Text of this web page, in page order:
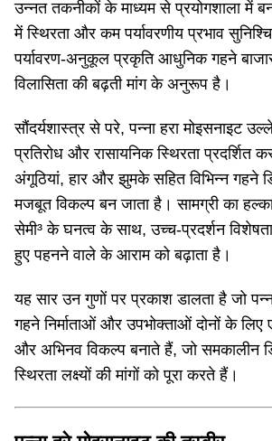
उन्नत तकनीकों के माध्यम से प्रयोगशाला में
में स्थिरता और कम पर्यावरणीय प्रभाव
पर्यावरण-अनुकूल प्रकृति आधुनिक गहने
विलासिता की बढ़ती मांग के अनुरूप है।
सौंदर्यशास्त्र से परे, पन्ना हरा मोइसनाइट
प्रतिरोध और रासायनिक स्थिरता प्रदर्शित
अंगूठियां, हार और झुमके सहित विभिन्न गहने
मजबूत विकल्प बन जाता है। सामग्री का
सेमी³ के घनत्व के साथ, उच्च-प्रदर्शन
हुए पहनने वाले के आराम को बढ़ाता है।
यह सार उन गुणों पर प्रकाश डालता है जो
गहने निर्माताओं और उपभोक्ताओं दोनों के
और अभिनव विकल्प बनाते हैं, जो समकालीन
स्थिरता लक्ष्यों की मांगों को पूरा करते हैं।